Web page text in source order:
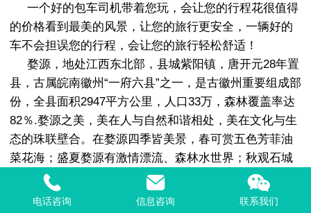
一个好的包车司机带着您玩，会让您的行程花很值得
的价格看到最美的风景，让您的旅行更安全，一辆好的
车不会担误您的行程，会让您的旅行轻松舒适！
婺源，地处江西东北部，县城紫阳镇，唐开元28年置
县，古属皖南徽州“一府六县”之一，是古徽州重要组成部
份，全县面积2947平方公里，人口33万，森林覆盖率达
82％.婺源之美，美在人与自然和谐相处，美在文化与生
态的珠联壁合。在婺源四季皆美景，春可赏五色芳菲油
菜花海；盛夏婺源有激情漂流、森林水世界；秋观石城
漫山红叶，篁岭晒秋；冬在婺源赏民俗，过大年；婺源
有许多保存良好的古村落，那粉墙黛瓦、飞檐翘角的一
电话咨询 信息咨询 联系我们